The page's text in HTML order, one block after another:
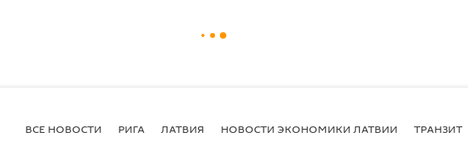
ВСЕ НОВОСТИ РИГА ЛАТВИЯ НОВОСТИ ЭКОНОМИКИ ЛАТВИИ ТРАНЗИТ